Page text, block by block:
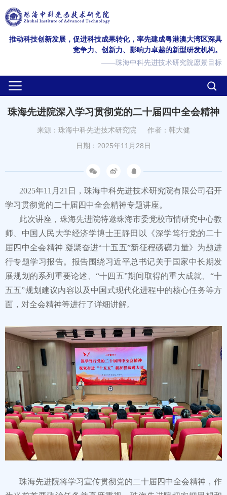
推动科技创新发展，促进科技成果转化，率先建成粤港澳大湾区深具
竞争力、创新力、影响力卓越的新型研发机构。
——珠海中科先进技术研究院愿景目标
珠海先进院深入学习贯彻党的二十届四中全会精神
来源：珠海中科先进技术研究院
作者：韩大健
日期：2025年11月28日
2025年11月21日，珠海中科先进技术研究院有限公司召开
学习贯彻党的二十届四中全会精神专题讲座。
此次讲座，珠海先进院特邀珠海市委党校市情研究中心教
师、中国人民大学经济学博士王静田以《深学笃行党的二十
届四中全会精神 凝聚奋进“十五五”新征程磅礴力量》为题进
行专题学习报告。报告围绕习近平总书记关于国家中长期发
展规划的系列重要论述、“十四五”期间取得的重大成就、“十
五五”规划建议内容以及中国式现代化进程中的核心任务等方
面，对全会精神等进行了详细讲解。
珠海先进院将学习宣传贯彻党的二十届四中全会精神，作